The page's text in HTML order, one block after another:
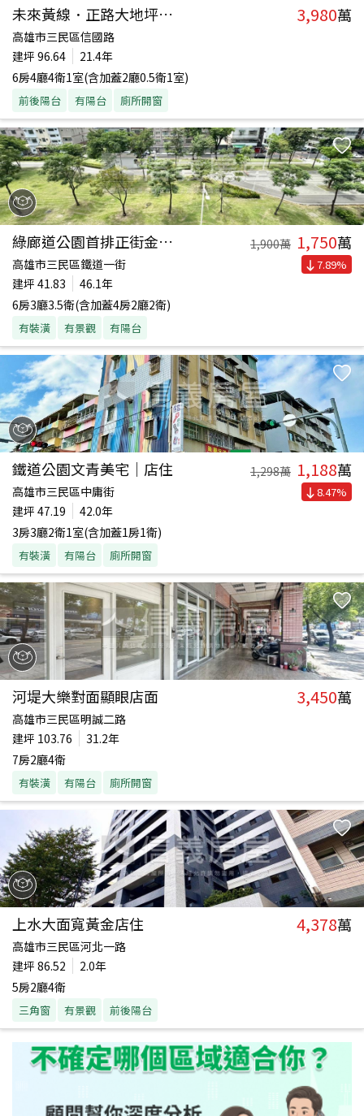
未來黃線．正路大地坪透店 3,980萬
高雄市三民區信國路
建坪 96.64
21.4年
6房4廳4衛1室(含加蓋2廳0.5衛1室)
前後陽台 有陽台 廁所開窗
綠廊道公園首排正街金透店 1,900萬 1,750萬
高雄市三民區鐵道一街
建坪 41.83
46.1年
6房3廳3.5衛(含加蓋4房2廳2衛)
有裝潢 有景觀 有陽台
7.89%
鐵道公園文青美宅｜店住 1,298萬 1,188萬
高雄市三民區中庸街
建坪 47.19
42.0年
3房3廳2衛1室(含加蓋1房1衛)
有裝潢 有陽台 廁所開窗
8.47%
河堤大樂對面顯眼店面 3,450萬
高雄市三民區明誠二路
建坪 103.76
31.2年
7房2廳4衛
有裝潢 有陽台 廁所開窗
上水大面寬黃金店住 4,378萬
高雄市三民區河北一路
建坪 86.52
2.0年
5房2廳4衛
三角窗 有景觀 前後陽台